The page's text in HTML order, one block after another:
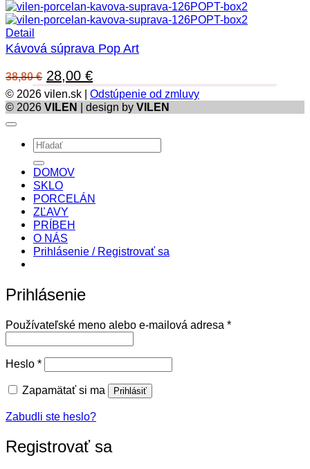
Detail
Kávová súprava Pop Art
38,80€ Pôvodná
cena
bola:
38,80 €.
28,00 €Aktuálna
cena
je:
28,00 €.
© 2026 vilen.sk | Odstúpenie od zmluvy
© 2026 VILEN | design by VILEN
Hľadať:
DOMOV
SKLO
PORCELÁN
ZĽAVY
PRÍBEH
O NÁS
Prihlásenie / Registrovať sa
Prihlásenie
Používateľské meno alebo e-mailová adresa *Povinné
Heslo *Povinné
Zapamätať si ma Prihlásiť
Zabudli ste heslo?
Registrovať sa